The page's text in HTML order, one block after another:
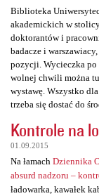
Biblioteka
akademickich w
doktorantów i
badacze i
pozycji. Wycieczka
wolnej chwili można
wystawę. Wszystko
trzeba się dostać do
Kontrole na
01.09.2015
Na łamach Dziennika
absurd nadzoru –
ładowarka, kawałek